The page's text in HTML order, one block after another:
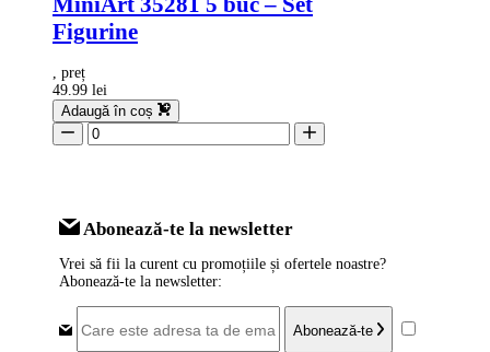
Figurine
, preț
49.99 lei
Adaugă în coș
Abonează-te la newsletter
Vrei să fii la curent cu promoțiile și ofertele noastre?
Abonează-te la newsletter:
Abonează-te